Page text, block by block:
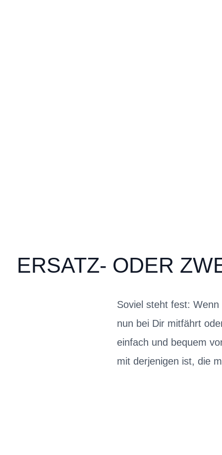
ERSATZ- ODER
Soviel steht fest:
nun bei Dir mitfährt
einfach und bequem
mit derjenigen ist, die